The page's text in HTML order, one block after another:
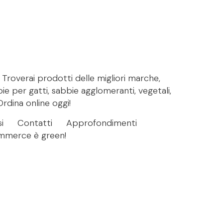
prodotti delle migliori marche,
per gatti, sabbie agglomeranti, vegetali,
online oggi!
Contatti
Approfondimenti
è green!